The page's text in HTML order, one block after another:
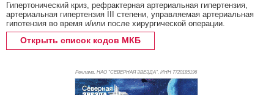
Гипертонический криз, рефрактерная артериальная гипертензия,
артериальная гипертензия III степени, управляемая артериальная
гипотензия во время и/или после хирургической операции.
Открыть список кодов МКБ
Реклама. НАО "СЕВЕРНАЯ ЗВЕЗДА", ИНН 7720185196